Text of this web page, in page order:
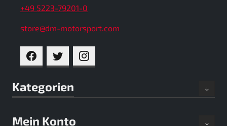
Kategorien
Mein Konto
+49 5223-79201-0
store@dm-motorsport.com
FACEBOOKTWITTERINSTAGRAM